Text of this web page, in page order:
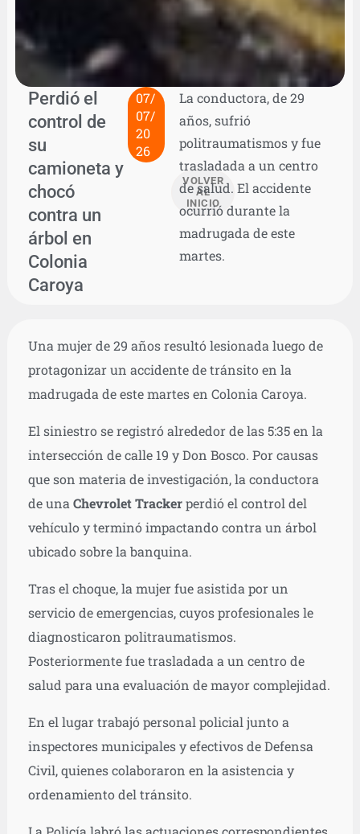
Perdió el
control de
su
camioneta y
chocó
contra un
árbol en
Colonia
Caroya
07/
07/
20
26
VOLVER
AL
INICIO
La conductora, de 29
años, sufrió
politraumatismos y fue
trasladada a un centro
de salud. El accidente
ocurrió durante la
madrugada de este
martes.
Una mujer de 29 años resultó lesionada luego de
protagonizar un accidente de tránsito en la
madrugada de este martes en Colonia Caroya.
El siniestro se registró alrededor de las 5:35 en la
intersección de calle 19 y Don Bosco. Por causas
que son materia de investigación, la conductora
de unaChevrolet Trackerperdió el control del
vehículo y terminó impactando contra un árbol
ubicado sobre la banquina.
Tras el choque, la mujer fue asistida por un
servicio de emergencias, cuyos profesionales le
diagnosticaron politraumatismos.
Posteriormente fue trasladada a un centro de
salud para una evaluación de mayor complejidad.
En el lugar trabajó personal policial junto a
inspectores municipales y efectivos de Defensa
Civil, quienes colaboraron en la asistencia y
ordenamiento del tránsito.